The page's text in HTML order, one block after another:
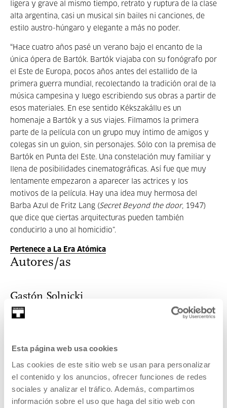
Esta página web usa cookies
Las cookies de este sitio web se usan para personalizar
el contenido y los anuncios, ofrecer funciones de redes
sociales y analizar el tráfico. Además, compartimos
información sobre el uso que haga del sitio web con
ligera y grave al mismo tiempo, retrato y ruptura de la clase
alta argentina, casi un musical sin bailes ni canciones, de
estilo austro-húngaro y elegante a más no poder.
“Hace cuatro años pasé un verano bajo el encanto de la
única ópera de Bartók. Bartók viajaba con su fonógrafo por
el Este de Europa, pocos años antes del estallido de la
primera guerra mundial, recolectando la tradición oral de la
música campesina y luego escribiendo sus obras a partir de
esos materiales. En ese sentido Kékszakállu es un
homenaje a Bartók y a sus viajes. Filmamos la primera
parte de la película con un grupo muy íntimo de amigos y
colegas sin un guion, sin personajes. Sólo con la premisa de
Bartók en Punta del Este. Una constelación muy familiar y
llena de posibilidades cinematográficas. Así fue que muy
lentamente empezaron a aparecer las actrices y los
motivos de la película. Hay una idea muy hermosa del
Barba Azul de Fritz Lang (Secret Beyond the door, 1947)
que dice que ciertas arquitecturas pueden también
conducirlo a uno al homicidio”.
Pertenece a La Era Atómica
Autores/as
Gastón Solnicki
Internacional de Fotografía y obtuvo su l...
MÁS INFORMACIÓN
Invitados/as